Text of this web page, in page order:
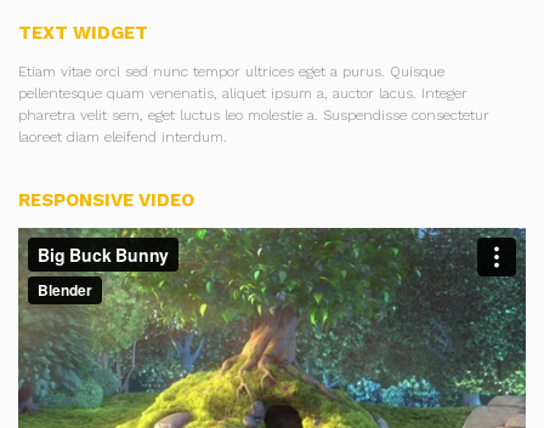
TEXT WIDGET
Etiam vitae orci sed nunc tempor ultrices eget a purus. Quisque
pellentesque quam venenatis, aliquet ipsum a, auctor lacus. Integer
pharetra velit sem, eget luctus leo molestie a. Suspendisse consectetur
laoreet diam eleifend interdum.
RESPONSIVE VIDEO